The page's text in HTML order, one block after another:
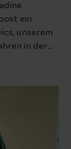
ein
unserem
in der
aktuell
Sein
im
Markt.